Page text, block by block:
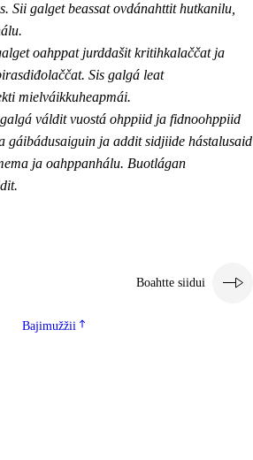
Sii galget beassat ovdánahttit hutkanilu,
oahppat jurddašit kritihkalaččat ja
Sis galgá leat
mielváikkuheapmái.
váldit vuostá ohppiid ja fidnoohppiid
gáibádusaiguin ja addit sidjiide hástalusaid
ja oahppanhálu. Buotlágan
Boahtte siidui
Bajimužžii